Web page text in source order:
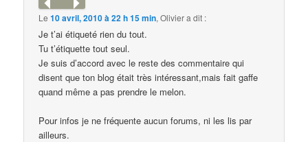
Le10 avril, 2010 à 22 h 15 min,Oliviera dit :
Je t’ai étiqueté rien du tout.
Tu t’étiquette tout seul.
Je suis d’accord avec le reste des commentaire qui
disent que ton blog était très intéressant,mais fait gaffe
quand même a pas prendre le melon.
Pour infos je ne fréquente aucun forums, ni les lis par
ailleurs.